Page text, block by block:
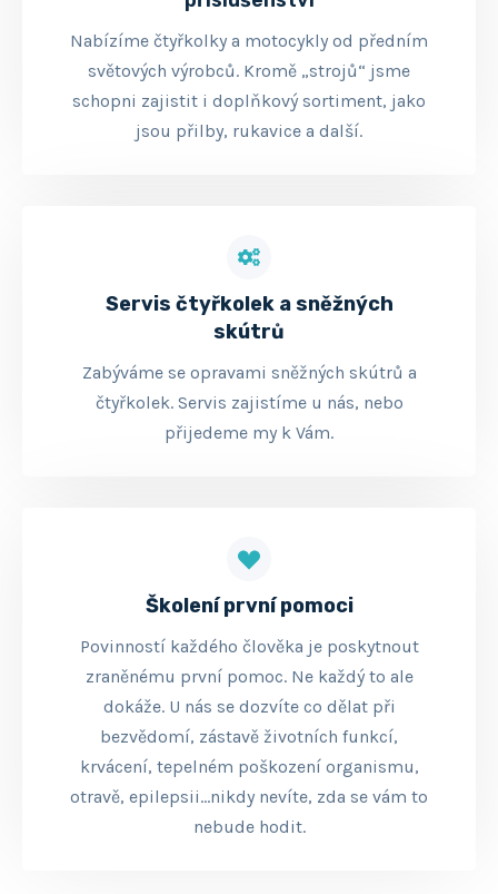
Nabízíme čtyřkolky a motocykly od předním
světových výrobců. Kromě „strojů“ jsme
schopni zajistit i doplňkový sortiment, jako
jsou přilby, rukavice a další.
Servis čtyřkolek a sněžných
skútrů
Zabýváme se opravami sněžných skútrů a
čtyřkolek. Servis zajistíme u nás, nebo
přijedeme my k Vám.
Školení první pomoci
Povinností každého člověka je poskytnout
zraněnému první pomoc. Ne každý to ale
dokáže. U nás se dozvíte co dělat při
bezvědomí, zástavě životních funkcí,
krvácení, tepelném poškození organismu,
otravě, epilepsii…nikdy nevíte, zda se vám to
nebude hodit.